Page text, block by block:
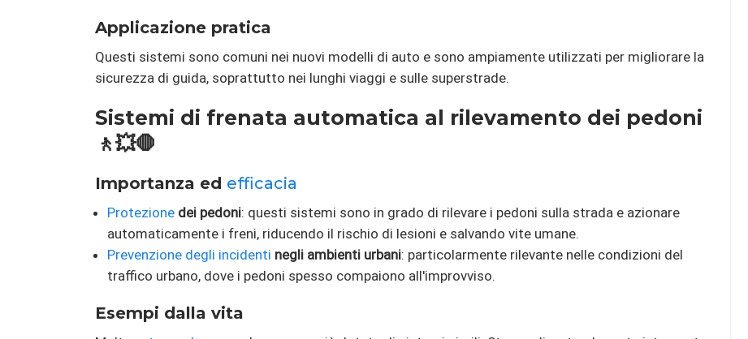
Applicazione pratica
Questi sistemi sono comuni nei nuovi modelli di auto e sono ampiamente utilizzati per migliorare la
sicurezza di guida, soprattutto nei lunghi viaggi e sulle superstrade.
Sistemi di frenata automatica al rilevamento dei pedoni
🚶💥🛑
Importanza ed efficacia
Protezione dei pedoni: questi sistemi sono in grado di rilevare i pedoni sulla strada e azionare
automaticamente i freni, riducendo il rischio di lesioni e salvando vite umane.
Prevenzione degli incidenti negli ambienti urbani: particolarmente rilevante nelle condizioni del
traffico urbano, dove i pedoni spesso compaiono all'improvviso.
Esempi dalla vita